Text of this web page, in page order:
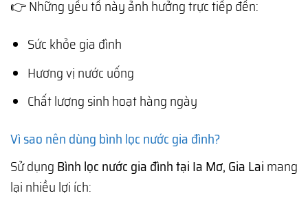
👉 Những yếu tố này ảnh hưởng trực tiếp đến:
Sức khỏe gia đình
Hương vị nước uống
Chất lượng sinh hoạt hàng ngày
Vì sao nên dùng bình lọc nước gia đình?
Sử dụng Bình lọc nước gia đình tại Ia Mơ, Gia Lai mang
lại nhiều lợi ích: